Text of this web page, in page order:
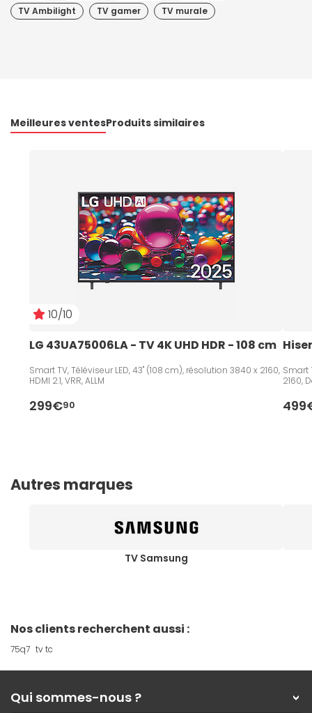
TV Ambilight
TV gamer TV murale
Meilleures ventesProduits similaires
10/10
LG 43UA75006LA - TV 4K UHD HDR - 108 cm
Smart TV, Téléviseur LED, 43" (108 cm), résolution 3840 x 2160,
HDMI 2.1, VRR, ALLM
299€90
Smart
2160,
Autres marques
TV Samsung
Nos clients recherchent aussi :
75q7 tv tc
Qui sommes-nous ?